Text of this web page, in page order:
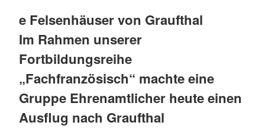
e Felsenhäuser von Graufthal
Im Rahmen unserer
Fortbildungsreihe
„Fachfranzösisch“ machte eine
Gruppe Ehrenamtlicher heute einen
Ausflug nach Graufthal